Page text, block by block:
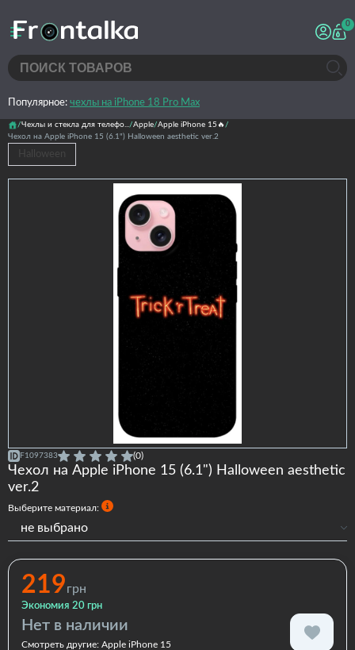
0
Популярное: чехлы на iPhone 18 Pro Max
Чехлы и стекла для телефо... Apple Apple iPhone 15🔥
Чехол на Apple iPhone 15 (6.1") Halloween aesthetic ver.2
Halloween
F1097383 (0)
Чехол на Apple iPhone 15 (6.1") Halloween aesthetic
ver.2
Выберите материал:
не выбрано
Силиконовый с бортами
Premium
219грн
Экономия 20 грн
Нет в наличии
Смотреть другие: Apple iPhone 15